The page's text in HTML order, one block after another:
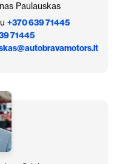
Paulauskas
+370 639 71445
71445